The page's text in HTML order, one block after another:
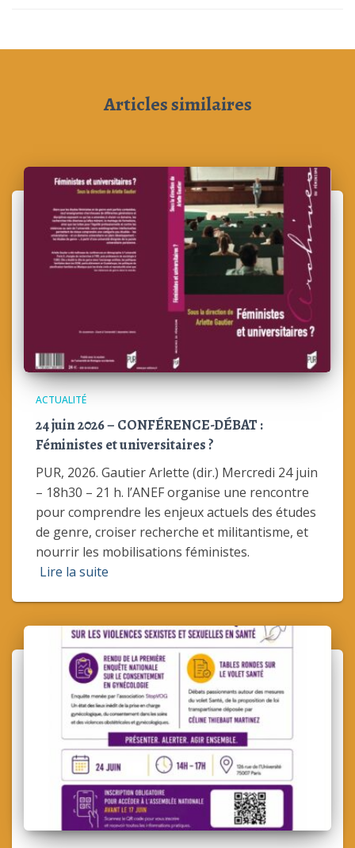
Articles similaires
ACTUALITÉ
24 juin 2026 – CONFÉRENCE-DÉBAT :
Féministes et universitaires ?
PUR, 2026. Gautier Arlette (dir.) Mercredi 24 juin
– 18h30 – 21 h. l’ANEF organise une rencontre
pour comprendre les enjeux actuels des études
de genre, croiser recherche et militantisme, et
nourrir les mobilisations féministes.
Lire la suite